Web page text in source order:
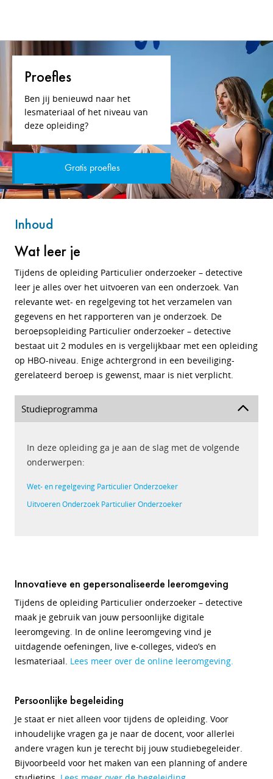
Proefles
Ben jij benieuwd naar het
lesmateriaal of het niveau van
deze opleiding?
Gratis proefles
Inhoud
Wat leer je
Tijdens de opleiding Particulier onderzoeker – detective
leer je alles over het uitvoeren van een onderzoek. Van
relevante wet- en regelgeving tot het verzamelen van
gegevens en het rapporteren van je onderzoek. De
beroepsopleiding Particulier onderzoeker – detective
bestaat uit 2 modules en is vergelijkbaar met een opleiding
op HBO-niveau. Enige achtergrond in een beveiliging-
gerelateerd beroep is gewenst, maar is niet verplicht.
Studieprogramma
In deze opleiding ga je aan de slag met de volgende
onderwerpen:
Wet- en regelgeving Particulier Onderzoeker
Uitvoeren Onderzoek Particulier Onderzoeker
Innovatieve en gepersonaliseerde leeromgeving
Tijdens de opleiding Particulier onderzoeker – detective
maak je gebruik van jouw persoonlijke digitale
leeromgeving. In de online leeromgeving vind je
uitdagende oefeningen, live e-colleges, video’s en
lesmateriaal. Lees meer over de online leeromgeving.
Persoonlijke begeleiding
Je staat er niet alleen voor tijdens de opleiding. Voor
inhoudelijke vragen ga je naar de docent, voor allerlei
andere vragen kun je terecht bij jouw studiebegeleider.
Bijvoorbeeld voor het maken van een planning of andere